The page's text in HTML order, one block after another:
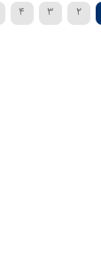
2
3
4